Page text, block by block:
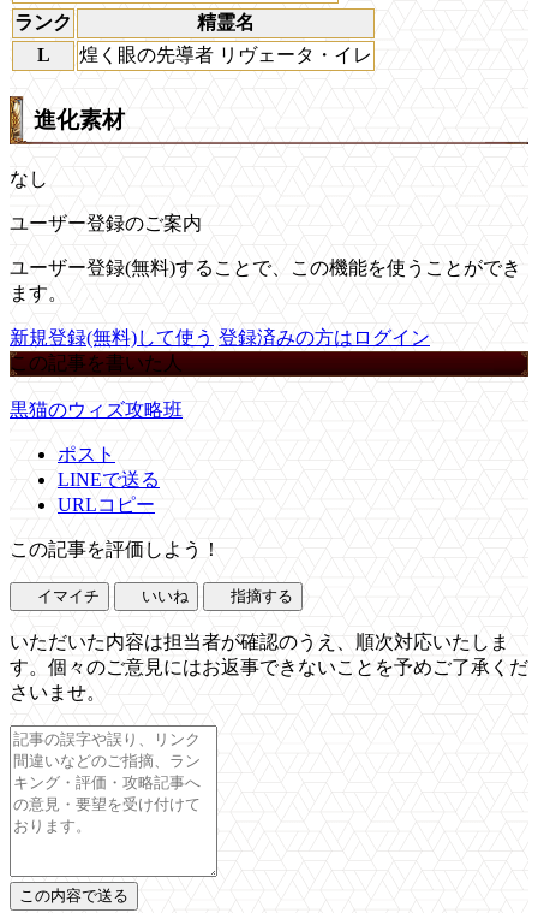
ランク
精霊名
L
煌く眼の先導者 リヴェータ・イレ
進化素材
なし
ユーザー登録のご案内
ユーザー登録(無料)することで、この機能を使うことができ
ます。
新規登録(無料)して使う 登録済みの方はログイン
この記事を書いた人
黒猫のウィズ攻略班
ポスト
LINEで送る
URLコピー
この記事を評価しよう！
イマイチ いいね 指摘する
いただいた内容は担当者が確認のうえ、順次対応いたしま
す。個々のご意見にはお返事できないことを予めご了承くだ
さいませ。